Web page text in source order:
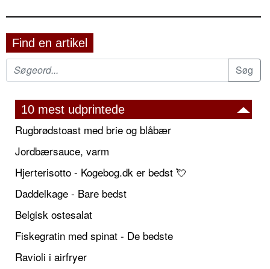
Find en artikel
10 mest udprintede
Rugbrødstoast med brie og blåbær
Jordbærsauce, varm
Hjerterisotto - Kogebog.dk er bedst 💘
Daddelkage - Bare bedst
Belgisk ostesalat
Fiskegratin med spinat - De bedste
Ravioli i airfryer